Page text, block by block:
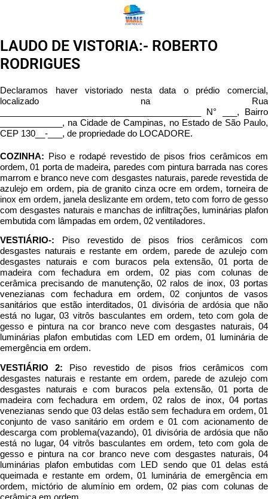
LAUDO DE VISTORIA:- ROBERTO
RODRIGUES
Declaramos haver vistoriado nesta data o prédio comercial,
localizado na Rua
__________________________________________ N° ___, Bairro
_____________, na Cidade de Campinas, no Estado de São Paulo,
CEP 130__-___, de propriedade do LOCADORE.
COZINHA: Piso e rodapé revestido de pisos frios cerâmicos em
ordem, 01 porta de madeira, paredes com pintura barrada nas cores
marrom e branco neve com desgastes naturais, parede revestida de
azulejo em ordem, pia de granito cinza ocre em ordem, torneira de
inox em ordem, janela deslizante em ordem, teto com forro de gesso
com desgastes naturais e manchas de infiltrações, luminárias plafon
embutida com lâmpadas em ordem, 02 ventiladores.
VESTIÁRIO-: Piso revestido de pisos frios cerâmicos com
desgastes naturais e restante em ordem, parede de azulejo com
desgastes naturais e com buracos pela extensão, 01 porta de
madeira com fechadura em ordem, 02 pias com colunas de
cerâmica precisando de manutenção, 02 ralos de inox, 03 portas
venezianas com fechadura em ordem, 02 conjuntos de vasos
sanitários que estão interditados, 01 divisória de ardósia que não
está no lugar, 03 vitrôs basculantes em ordem, teto com gola de
gesso e pintura na cor branco neve com desgastes naturais, 04
luminárias plafon embutidas com LED em ordem, 01 luminária de
emergência em ordem.
VESTIÁRIO 2: Piso revestido de pisos frios cerâmicos com
desgastes naturais e restante em ordem, parede de azulejo com
desgastes naturais e com buracos pela extensão, 01 porta de
madeira com fechadura em ordem, 02 ralos de inox, 04 portas
venezianas sendo que 03 delas estão sem fechadura em ordem, 01
conjunto de vaso sanitário em ordem e 01 com acionamento de
descarga com problema(vazando), 01 divisória de ardósia que não
está no lugar, 04 vitrôs basculantes em ordem, teto com gola de
gesso e pintura na cor branco neve com desgastes naturais, 04
luminárias plafon embutidas com LED sendo que 01 delas está
queimada e restante em ordem, 01 luminária de emergência em
ordem, mictório de alumínio em ordem, 02 pias com colunas de
cerâmica em ordem.